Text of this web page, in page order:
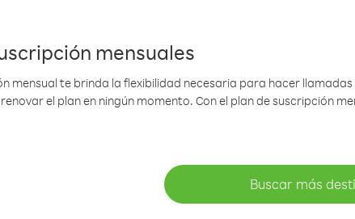
mensuales
mensual te brinda la flexibilidad necesaria para hacer
el plan en ningún momento. Con el plan de suscripción
Buscar más